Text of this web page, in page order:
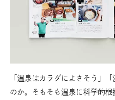
「温泉はカラダによさそう」
のか。そもそも温泉に科学的